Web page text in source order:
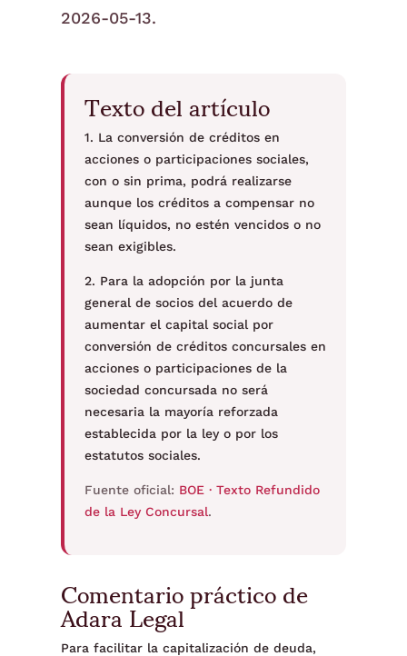
2026-05-13.
Texto del artículo
1. La conversión de créditos en
acciones o participaciones sociales,
con o sin prima, podrá realizarse
aunque los créditos a compensar no
sean líquidos, no estén vencidos o no
sean exigibles.
2. Para la adopción por la junta
general de socios del acuerdo de
aumentar el capital social por
conversión de créditos concursales en
acciones o participaciones de la
sociedad concursada no será
necesaria la mayoría reforzada
establecida por la ley o por los
estatutos sociales.
Fuente oficial: BOE · Texto Refundido
de la Ley Concursal.
Comentario práctico de
Adara Legal
Para facilitar la capitalización de deuda,